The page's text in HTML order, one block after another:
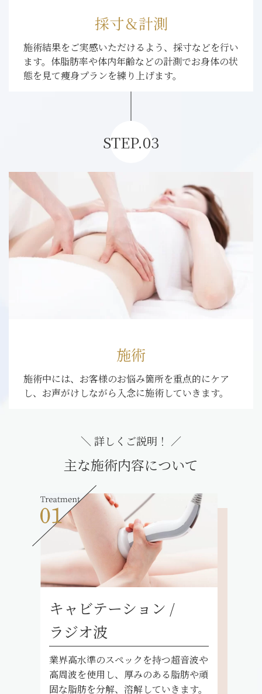
採寸＆計測
施術結果をご実感いただけるよう、採寸などを行い
ます。体脂肪率や体内年齢などの計測でお身体の状
態を見て痩身プランを練り上げます。
STEP.03
施術
施術中には、お客様のお悩み箇所を重点的にケア
し、お声がけしながら入念に施術していきます。
＼ 詳しくご説明！ ／
主な施術内容について
キャビテーション /
ラジオ波
業界高水準のスペックを持つ超音波や
高周波を使用し、厚みのある脂肪や頑
固な脂肪を分解、溶解していきます。